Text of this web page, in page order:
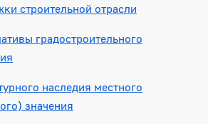
строительной отрасли
градостроительного
наследия местного
значения